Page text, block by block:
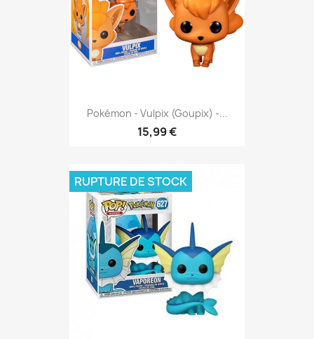
Pokémon - Vulpix (Goupix) -...
15,99 €
RUPTURE DE STOCK